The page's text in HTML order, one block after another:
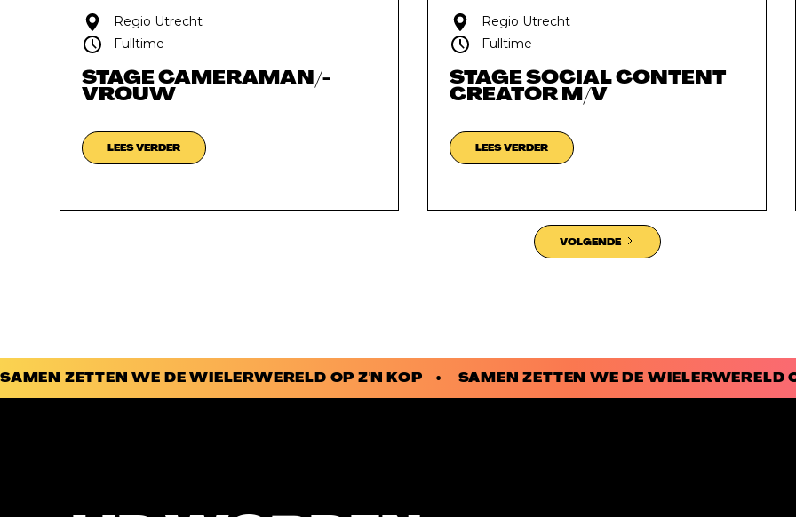
Regio Utrecht
Fulltime
STAGE CAMERAMAN/-
VROUW
LEES VERDER
Regio Utrecht
Fulltime
STAGE SOCIAL CONTENT
CREATOR M/V
LEES VERDER
VOLGENDE
SAMEN ZETTEN WE DE WIELERWERELD OP Z'N KOP • SAMEN ZETTEN WE DE